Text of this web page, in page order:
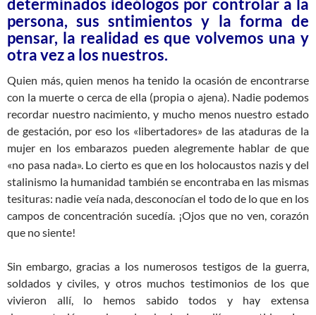
determinados ideólogos por controlar a la
persona, sus sntimientos y la forma de
pensar, la realidad es que volvemos una y
otra vez a los nuestros.
Quien más, quien menos ha tenido la ocasión de encontrarse
con la muerte o cerca de ella (propia o ajena). Nadie podemos
recordar nuestro nacimiento, y mucho menos nuestro estado
de gestación, por eso los «libertadores» de las ataduras de la
mujer en los embarazos pueden alegremente hablar de que
«no pasa nada». Lo cierto es que en los holocaustos nazis y del
stalinismo la humanidad también se encontraba en las mismas
tesituras: nadie veía nada, desconocían el todo de lo que en los
campos de concentración sucedía. ¡Ojos que no ven, corazón
que no siente!
Sin embargo, gracias a los numerosos testigos de la guerra,
soldados y civiles, y otros muchos testimonios de los que
vivieron allí, lo hemos sabido todos y hay extensa